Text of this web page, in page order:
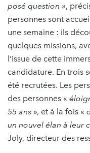
posé question »,
personnes sont
une semaine : ils
quelques missions,
l’issue de cette
candidature. En trois
été recrutées. Les
des personnes «
55 ans », et à la fois «
un nouvel élan à leur
Joly, directeur des